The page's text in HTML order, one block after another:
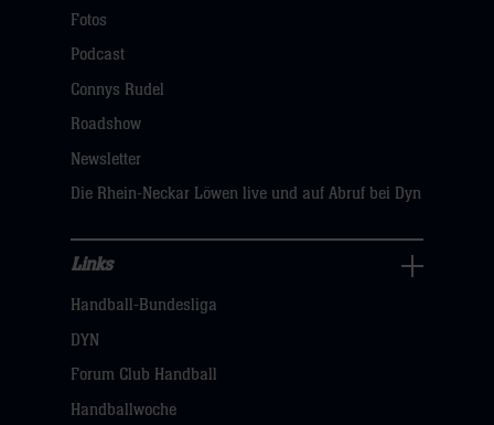
Navigation
öffnen,
hier
Fotos
Podcast
Connys Rudel
Roadshow
Newsletter
Die Rhein-Neckar Löwen live und auf Abruf bei Dyn
Navigation
öffnen,
dann
Links
Handball-Bundesliga
DYN
Forum Club Handball
Handballwoche